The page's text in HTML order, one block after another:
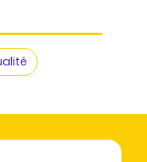
ou au régime
: plan, matériaux,